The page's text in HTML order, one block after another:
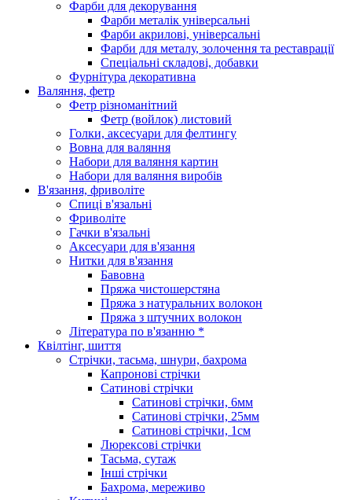
Фарби для декорування
Фарби металік універсальні
Фарби акрилові, універсальні
Фарби для металу, золочення та реставрації
Спеціальні складові, добавки
Фурнітура декоративна
Валяння, фетр
Фетр різноманітний
Фетр (войлок) листовий
Голки, аксесуари для фелтингу
Вовна для валяння
Набори для валяння картин
Набори для валяння виробів
В'язання, фриволіте
Спиці в'язальні
Фриволіте
Гачки в'язальні
Аксесуари для в'язання
Нитки для в'язання
Бавовна
Пряжа чистошерстяна
Пряжа з натуральних волокон
Пряжа з штучних волокон
Література по в'язанню *
Квілтінг, шиття
Стрічки, тасьма, шнури, бахрома
Капронові стрічки
Сатинові стрічки
Сатинові стрічки, 6мм
Сатинові стрічки, 25мм
Сатинові стрічки, 1см
Люрексові стрічки
Тасьма, сутаж
Інші стрічки
Бахрома, мереживо